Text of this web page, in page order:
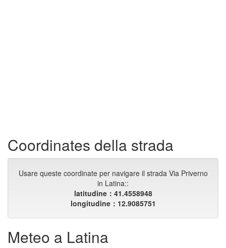
Coordinates della strada
Usare queste coordinate per navigare il strada Via Priverno
in Latina::
latitudine：41.4558948
longitudine：12.9085751
Meteo a Latina